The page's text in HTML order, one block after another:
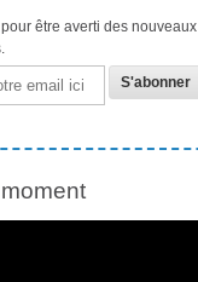
être averti des nouveaux